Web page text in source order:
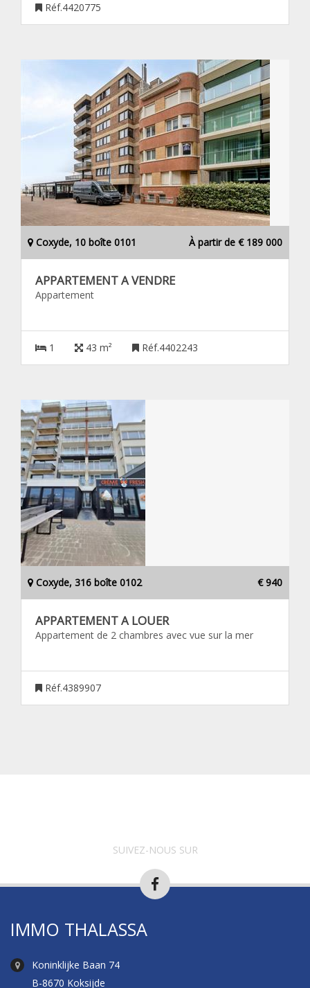
Réf.4420775
Coxyde, 10 boîte 0101 À partir de € 189 000
APPARTEMENT A VENDRE
Appartement
1 43 m² Réf.4402243
Coxyde, 316 boîte 0102 € 940
APPARTEMENT A LOUER
Appartement de 2 chambres avec vue sur la mer
Réf.4389907
SUIVEZ-NOUS SUR
IMMO THALASSA
Koninklijke Baan 74
B-8670 Koksijde